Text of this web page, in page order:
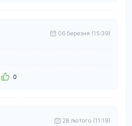
06 березня (15:39)
0
28 лютого (11:19)